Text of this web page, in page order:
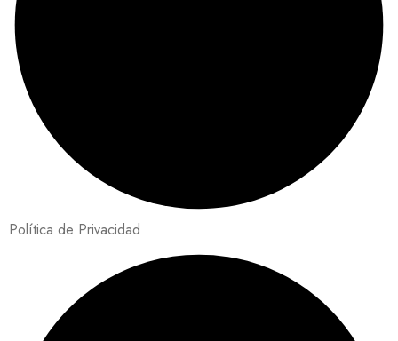
Política de Privacidad